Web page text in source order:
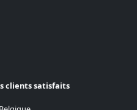
clients satisfaits